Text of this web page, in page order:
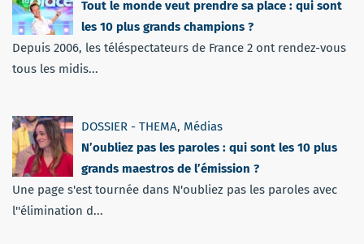
Tout le monde veut prendre sa place : qui sont
les 10 plus grands champions ?
Depuis 2006, les téléspectateurs de France 2 ont rendez-vous
tous les midis...
DOSSIER - THEMA, Médias
N’oubliez pas les paroles : qui sont les 10 plus
grands maestros de l’émission ?
Une page s'est tournée dans N'oubliez pas les paroles avec
l''élimination d...